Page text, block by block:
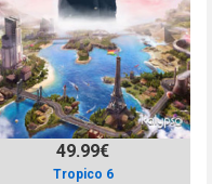
Tropico 6
49.99€